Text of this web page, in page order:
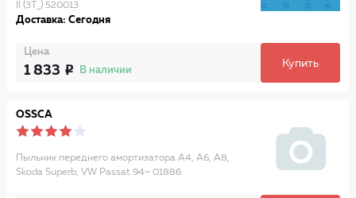
II (3T_) 520013
Доставка: Сегодня
Цена
1 833 В наличии
Купить
OSSCA
Пыльник переднего амортизатора A4, A6, A8,
Skoda Superb, VW Passat 94~ 01886